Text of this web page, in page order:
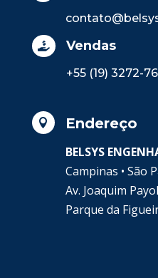
 Vendas
+55 (19) 3272-
 Endereço
BELSYS
Campinas • São
Av. Joaquim
Parque da